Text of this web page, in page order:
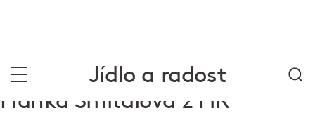
Jídlo a radost
Hanka Smítalová z HR